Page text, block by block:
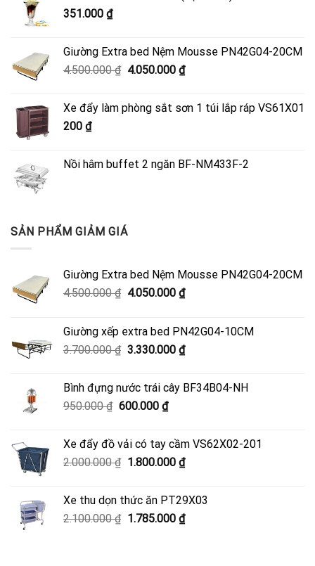
351.000 ₫
Giường Extra bed Nệm Mousse PN42G04-20CM
4.500.000₫ Giá
4.500.000 ₫.
4.050.000 ₫Giá
là:
Xe đẩy làm phòng sắt sơn 1 túi lắp ráp VS61X01
200 ₫
Nồi hâm buffet 2 ngăn BF-NM433F-2
SẢN PHẨM GIẢM GIÁ
Giường Extra bed Nệm Mousse PN42G04-20CM
4.500.000₫ Giá
4.500.000 ₫.
4.050.000 ₫Giá
là:
4.050.000 ₫.
Giường xếp extra bed PN42G04-10CM
3.700.000₫ Giá
3.700.000 ₫.
3.330.000 ₫Giá
là:
Bình đựng nước trái cây BF34B04-NH
950.000₫ Giá
950.000 ₫.
600.000 ₫Giá
là:
600.000 ₫.
Xe đẩy đồ vải có tay cầm VS62X02-201
2.000.000₫ Giá
2.000.000 ₫.
1.800.000 ₫Giá
là:
1.800.000 ₫.
Xe thu dọn thức ăn PT29X03
2.100.000₫ Giá
1.785.000 ₫Giá